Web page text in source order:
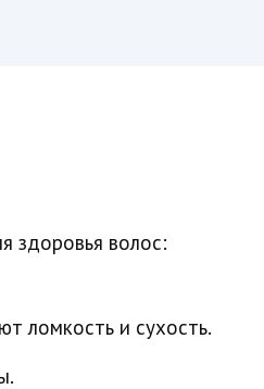
здоровья волос:
ломкость и сухость.